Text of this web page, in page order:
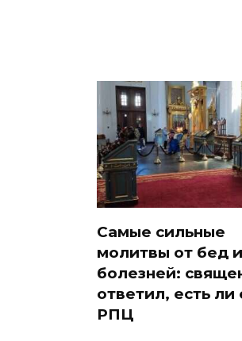
Самые сильные
молитвы от бед и
болезней:
ответил, есть ли
РПЦ